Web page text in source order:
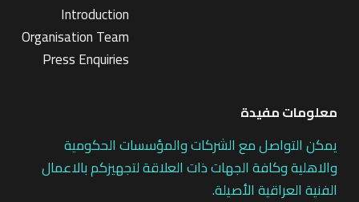
Introduction
Organisation Team
Press Enquiries
معلومات مفيدة
يمكن التواصل مع الشركات والمؤسسات الحكومية
والاهلية وكافة الجهات ذات العلاقة لتجهيزكم بالاعمال
الفنية العراقية الأصيلة.